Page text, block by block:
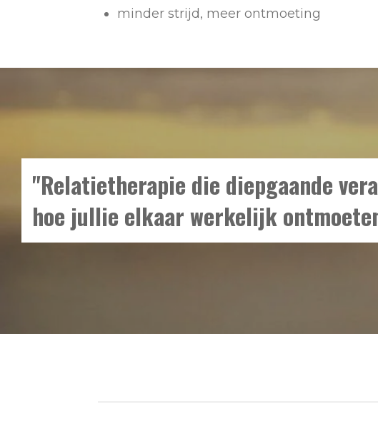
minder strijd, meer ontmoeting
"Relatietherapie die diepgaande
hoe jullie elkaar werkelijk